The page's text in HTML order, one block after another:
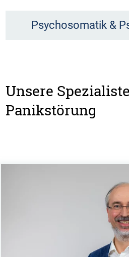
Psychosomatik &
Unsere
Panikstörung